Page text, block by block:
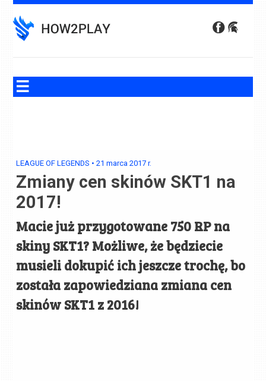
to
content
LEAGUE OF LEGENDS •21 marca 2017 r.
Zmiany cen skinów SKT1 na
2017!
Macie już przygotowane 750 RP na
skiny SKT1? Możliwe, że będziecie
musieli dokupić ich jeszcze trochę, bo
została zapowiedziana zmiana cen
skinów SKT1 z 2016!